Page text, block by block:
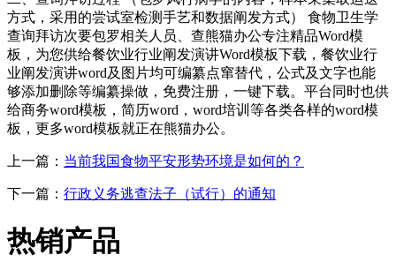
方式，采用的尝试室检测手艺和数据阐发方式） 食物卫生学
查询拜访次要包罗相关人员、查熊猫办公专注精品Word模
板，为您供给餐饮业行业阐发演讲Word模板下载，餐饮业行
业阐发演讲word及图片均可编纂点窜替代，公式及文字也能
够添加删除等编纂操做，免费注册，一键下载。平台同时也供
给商务word模板，简历word，word培训等各类各样的word模
板，更多word模板就正在熊猫办公。
上一篇： 当前我国食物平安形势环境是如何的？
下一篇： 行政义务逃查法子（试行）的通知
热销产品